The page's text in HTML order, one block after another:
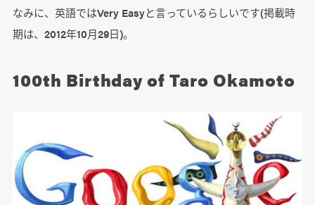
なみに、英語ではVery Easyと言っているらしいです(掲載時
期は、2012年10月29日)。
100th Birthday of Taro Okamoto